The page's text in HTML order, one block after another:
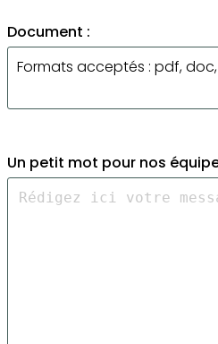
Document :
Formats acceptés : pdf, doc,
Un petit mot pour nos